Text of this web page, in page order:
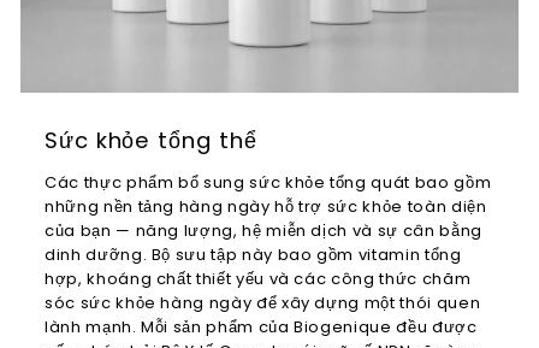
e
i
q
u
e
Sức khỏe tổng thể
Các thực phẩm bổ sung sức khỏe tổng quát bao gồm
những nền tảng hàng ngày hỗ trợ sức khỏe toàn diện
của bạn — năng lượng, hệ miễn dịch và sự cân bằng
dinh dưỡng. Bộ sưu tập này bao gồm vitamin tổng
hợp, khoáng chất thiết yếu và các công thức chăm
sóc sức khỏe hàng ngày để xây dựng một thói quen
lành mạnh. Mỗi sản phẩm của Biogenique đều được